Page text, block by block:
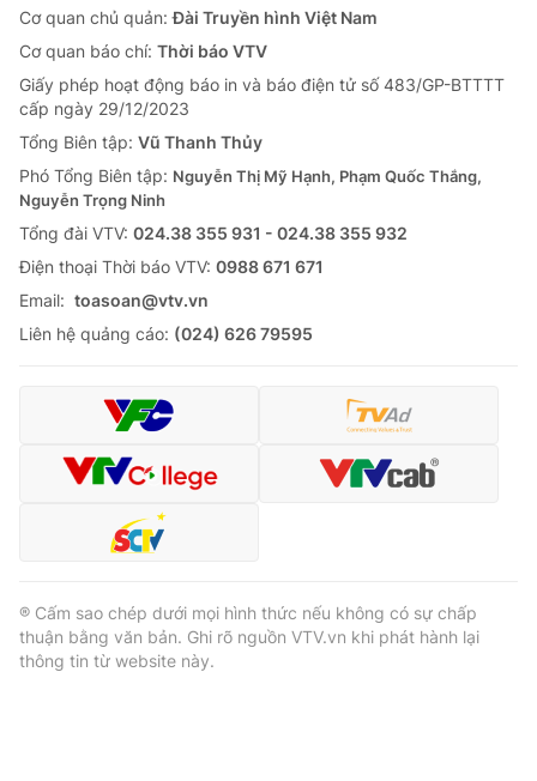
Cơ quan chủ quản:Đài Truyền hình Việt Nam
Cơ quan báo chí: Thời báo VTV
Giấy phép hoạt động báo in và báo điện tử số 483/GP-BTTTT
cấp ngày 29/12/2023
Tổng Biên tập: Vũ Thanh Thủy
Phó Tổng Biên tập: Nguyễn Thị Mỹ Hạnh, Phạm Quốc Thắng,
Nguyễn Trọng Ninh
Tổng đài VTV: 024.38 355 931 - 024.38 355 932
Ðiện thoại Thời báo VTV: 0988 671 671
Email: toasoan@vtv.vn
Liên hệ quảng cáo: (024) 626 79595
® Cấm sao chép dưới mọi hình thức nếu không có sự chấp
thuận bằng văn bản. Ghi rõ nguồn VTV.vn khi phát hành lại
thông tin từ website này.